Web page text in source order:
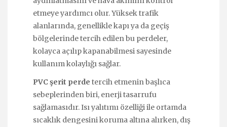
etmeye yardımcı olur. Yüksek trafik
alanlarında, genellikle kapı ya da geçiş
bölgelerinde tercih edilen bu perdeler,
kolayca açılıp kapanabilmesi sayesinde
kullanım kolaylığı sağlar.
PVC şerit perde tercih etmenin başlıca
sebeplerinden biri, enerji tasarrufu
sağlamasıdır. Isı yalıtımı özelliği ile ortamda
sıcaklık dengesini koruma altına alırken, dış